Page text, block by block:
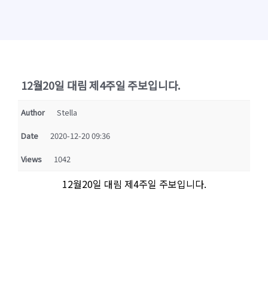
12월20일 대림 제4주일 주보입니다.
Author Stella
Date 2020-12-20 09:36
Views 1042
12월20일 대림 제4주일 주보입니다.